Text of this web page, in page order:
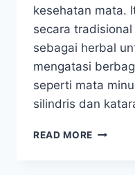
kesehatan mata.
secara
sebagai herbal
mengatasi
seperti mata
silindris dan
READ MORE CARA